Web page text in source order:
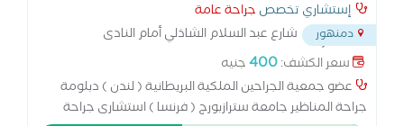
95 % 4- جميع طرق علاج أمراض الشرج والمستقيم متو فرة
ونختار لك أفضل طرق العلاج لدينا 5- نمتلك شركة أدوية خاصة
لتشخيص وعلاج ووقاية كل أمراض الشرج 7- قسم خاص لعلاج
أمراض الشرج الحركية كالإمساك وسلس البراز 8- القضاء على
أمراض الشرج نهائيا وضمان عدم تكرارها بعد إجراء العملية
إستشاري تخصص جراحة عامة
دمنهور
شارع عبد السلام الشاذلي أمام النادى
الإجتماعي أمام مدخل فتح الله الجديد
سعر الكشف:400جنيه
عضو جمعية الجراحين الملكية البريطانية ( لندن ) دبلومة
جراحة المناظير جامعة سترازبورج ( فرنسا ) استشارى جراحة